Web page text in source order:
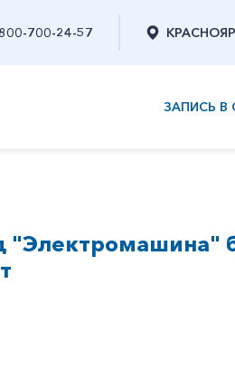
700-24-57
обратный звонок
ЗАПИСЬ В
"Электромашина"